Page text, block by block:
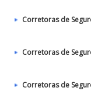
Corretoras de
Corretoras de
Corretoras de